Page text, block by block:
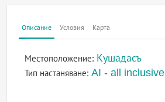
Описание Условия Карта
Местоположение: Кушадасъ
Тип настаняване:AI - all inclusive